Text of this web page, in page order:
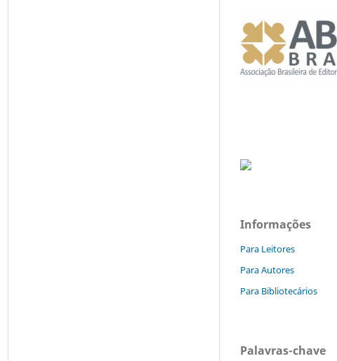
Informações
Para Leitores
Para Autores
Para Bibliotecários
Palavras-chave